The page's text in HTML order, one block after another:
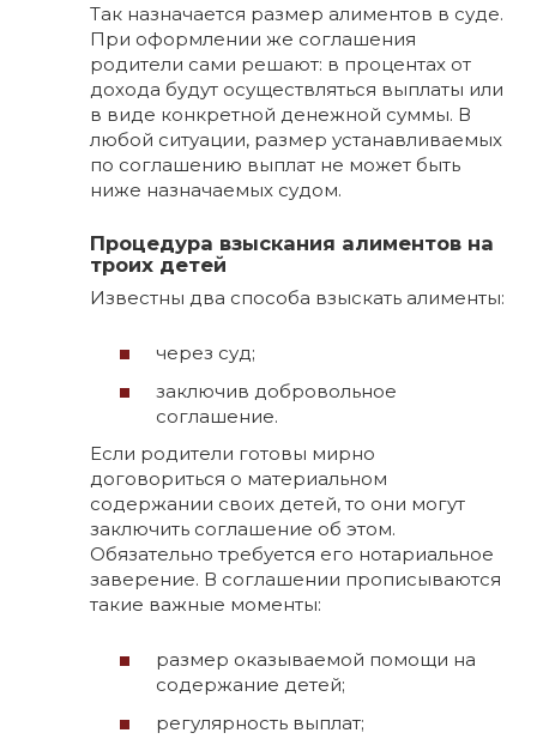
Так назначается размер алиментов в суде.
При оформлении же соглашения
родители сами решают: в процентах от
дохода будут осуществляться выплаты или
в виде конкретной денежной суммы. В
любой ситуации, размер устанавливаемых
по соглашению выплат не может быть
ниже назначаемых судом.
Процедура взыскания алиментов на
троих детей
Известны два способа взыскать алименты:
через суд;
заключив добровольное
соглашение.
Если родители готовы мирно
договориться о материальном
содержании своих детей, то они могут
заключить соглашение об этом.
Обязательно требуется его нотариальное
заверение. В соглашении прописываются
такие важные моменты:
размер оказываемой помощи на
содержание детей;
регулярность выплат;